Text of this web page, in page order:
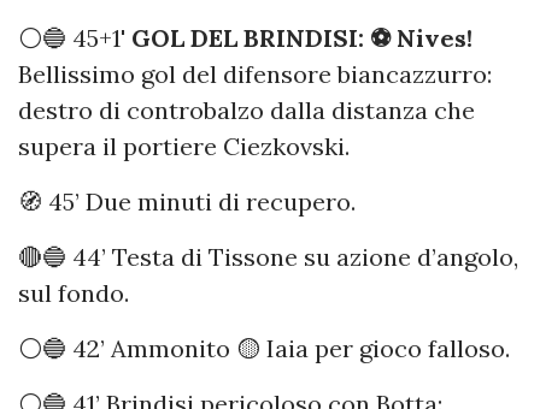
⚪️🔵 45+1' GOL DEL BRINDISI: ⚽️ Nives!
Bellissimo gol del difensore biancazzurro:
destro di controbalzo dalla distanza che
supera il portiere Ciezkovski.
🧭 45’ Due minuti di recupero.
🔴🔵 44’ Testa di Tissone su azione d’angolo,
sul fondo.
⚪️🔵 42’ Ammonito 🟡 Iaia per gioco falloso.